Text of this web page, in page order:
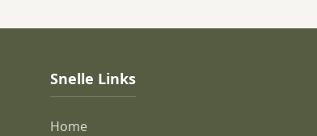
Snelle Links
Home